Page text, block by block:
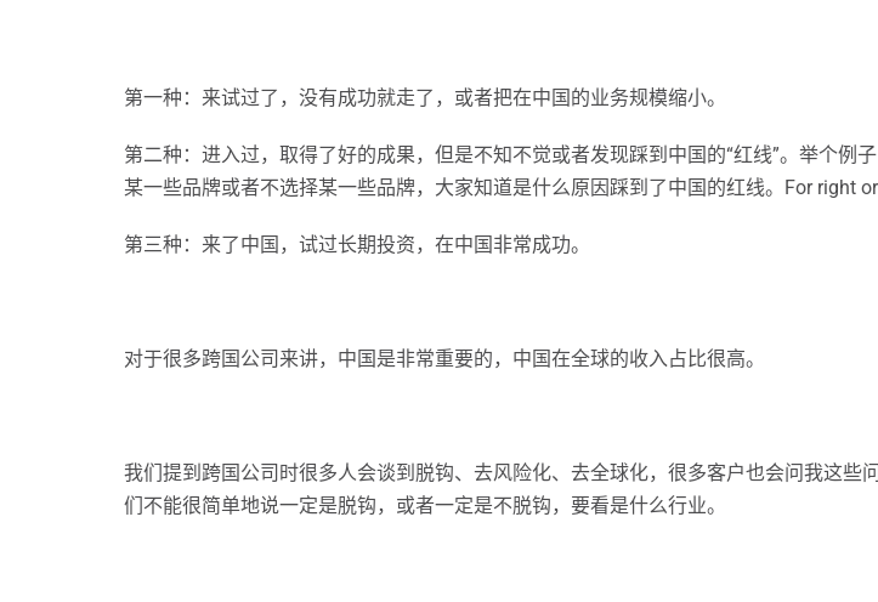
第一种：来试过了，没有成功就走了，或者把在中国的业务规模缩小。
第二种：进入过，取得了好的成果，但是不知不觉或者发现踩到中国的“红线”。举个
某一些品牌或者不选择某一些品牌，大家知道是什么原因踩到了中国的红线。For right
第三种：来了中国，试过长期投资，在中国非常成功。
对于很多跨国公司来讲，中国是非常重要的，中国在全球的收入占比很高。
我们提到跨国公司时很多人会谈到脱钩、去风险化、去全球化，很多客户也会问我这
们不能很简单地说一定是脱钩，或者一定是不脱钩，要看是什么行业。